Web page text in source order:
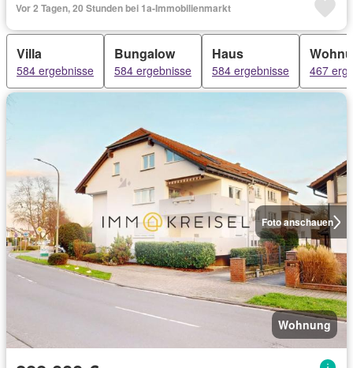
Vor 2 Tagen, 20 Stunden bei 1a-Immobilienmarkt
Villa
584 ergebnisse
Bungalow
584 ergebnisse
Haus
584 ergebnisse 467
Foto anschauen
Wohnung